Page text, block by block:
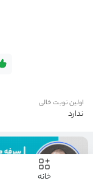
اولین نوبت خالی
ندارد
خانه